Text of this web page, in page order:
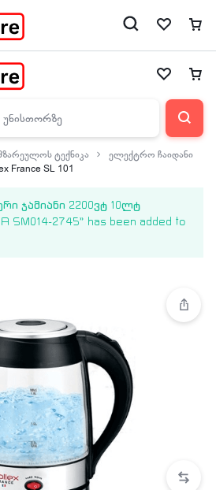
ტექნიკა
ელექტრო ჩაიდანი
France SL 101
ჯამიანი 2200ვტ 10ლტ
SM014-2745” has been added to